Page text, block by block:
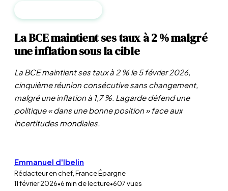
La BCE maintient ses taux à 2 % malgré
une inflation sous la cible
La BCE maintient ses taux à 2 % le 5 février 2026,
cinquième réunion consécutive sans changement,
malgré une inflation à 1,7 %. Lagarde défend une
politique « dans une bonne position » face aux
incertitudes mondiales.
Emmanuel d'Ibelin
Rédacteur en chef, France Épargne
11 février 2026•6min de lecture•607vues